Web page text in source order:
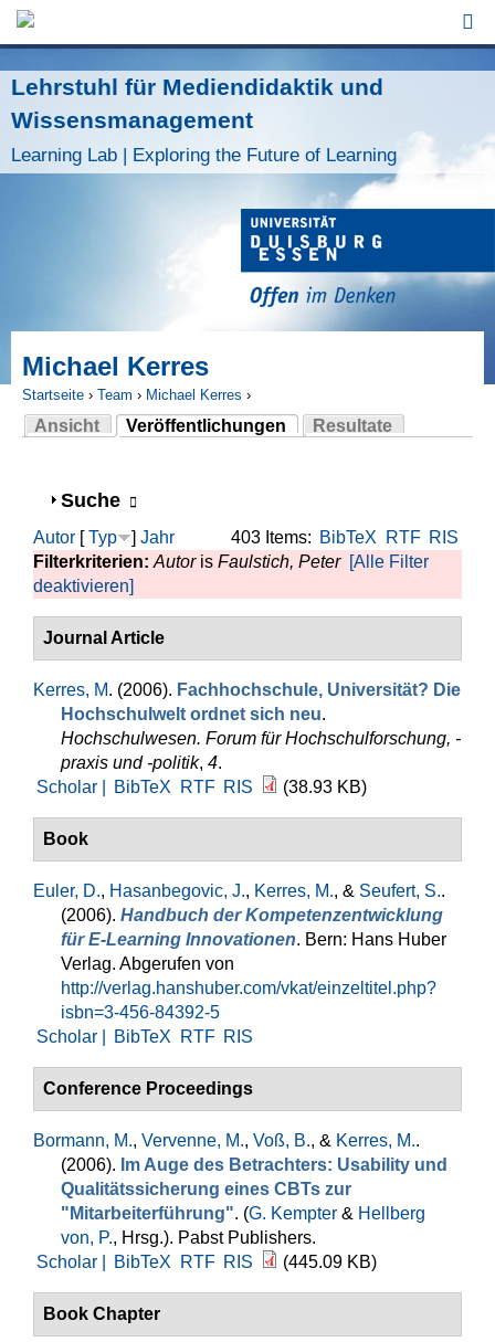
Lehrstuhl für Mediendidaktik und
Wissensmanagement
Learning Lab | Exploring the Future of Learning
Michael Kerres
Sie sind hier
Startseite › Team › Michael Kerres ›
Ansicht
Veröffentlichungen
(aktiver Reiter)
Resultate
Anzeigen
Suche
403 Items: BibTeX RTF RIS
Autor [Typ ] Jahr
Filterkriterien: Autoris Faulstich, Peter [Alle Filter
deaktivieren]
Journal Article
Kerres, M. (2006). Fachhochschule, Universität? Die
Hochschulwelt ordnet sich neu.
Hochschulwesen. Forum für Hochschulforschung, -
praxis und -politik, 4.
Scholar |
BibTeX RTF RIS (38.93 KB)
Book
Euler, D., Hasanbegovic, J., Kerres, M., & Seufert, S..
(2006). Handbuch der Kompetenzentwicklung
für E-Learning Innovationen. Bern: Hans Huber
Verlag. Abgerufen von
http://verlag.hanshuber.com/vkat/einzeltitel.php?
isbn=3-456-84392-5
Scholar |
BibTeX RTF RIS
Conference Proceedings
Bormann, M., Vervenne, M., Voß, B., & Kerres, M..
(2006). Im Auge des Betrachters: Usability und
Qualitätssicherung eines CBTs zur
"Mitarbeiterführung". (G. Kempter & Hellberg
von, P., Hrsg.). Pabst Publishers.
Scholar |
BibTeX RTF RIS (445.09 KB)
Book Chapter